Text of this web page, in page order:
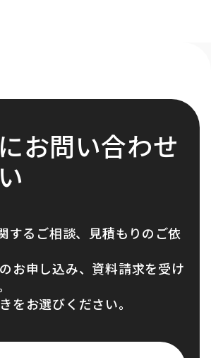
お問い合わせ
するご相談、見積もりのご依
お申し込み、資料請求を受け
をお選びください。